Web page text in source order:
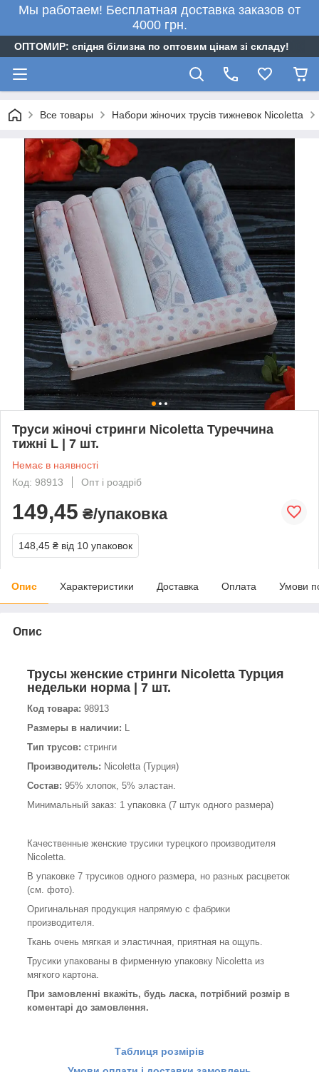
Мы работаем! Бесплатная доставка заказов от
4000 грн.
ОПТОМИР: спідня білизна по оптовим цінам зі складу!
Все товары Набори жіночих трусів тижневок Nicoletta
Труси жіночі стринги Nicoletta Туреччина
тижні L | 7 шт.
Немає в наявності
Код: 98913
Опт і роздріб
149,45 ₴/упаковка
148,45 ₴ від 10 упаковок
Опис Характеристики Доставка Оплата Умови
Опис
Трусы женские стринги Nicoletta Турция
недельки норма | 7 шт.
Код товара: 98913
Размеры в наличии:
Тип трусов: стринги
Производитель: Nicoletta (Турция)
Состав: 95% хлопок, 5% эластан.
Минимальный заказ: 1 упаковка (7 штук одного размера)
Качественные женские трусики турецкого производителя
Nicoletta.
В упаковке 7 трусиков одного размера, но разных расцветок
(см. фото).
Оригинальная продукция напрямую с фабрики
производителя.
Ткань очень мягкая и эластичная, приятная на ощупь.
Трусики упакованы в фирменную упаковку Nicoletta из
мягкого картона.
При замовленні вкажіть, будь ласка, потрібний розмір в
коментарі до замовлення.
Таблиця розмірів